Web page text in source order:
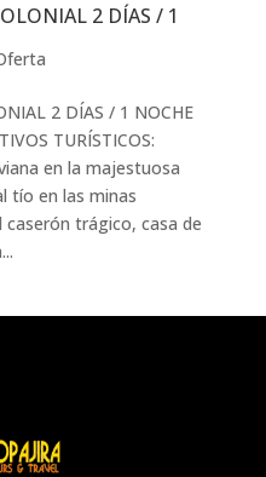
2 DÍAS / 1
2 DÍAS / 1 NOCHE
TURÍSTICOS:
en la majestuosa
tío en las minas
trágico, casa de